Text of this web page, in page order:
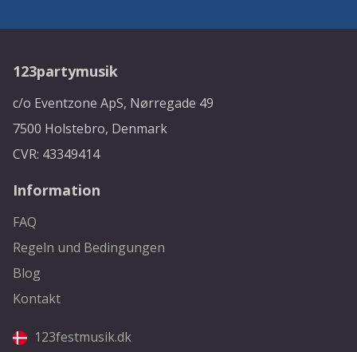
123partymusik
c/o Eventzone ApS, Nørregade 49
7500 Holstebro, Denmark
CVR: 43349414
Information
FAQ
Regeln und Bedingungen
Blog
Kontakt
123festmusik.dk